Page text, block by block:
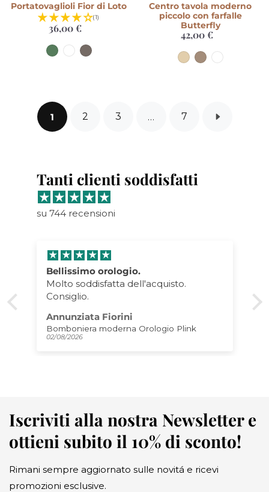
Portatovaglioli Fior di Loto
(1)
Prezzo
listino
36,00 €
Centro tavola moderno
piccolo con farfalle
Butterfly
Prezzo
listino
42,00 €
1 2 3 … 7
Tanti clienti soddisfatti
su 744 recensioni
Bellissimo orologio.
Molto soddisfatta dell'acquisto.
Consiglio.
Annunziata Fiorini
Bomboniera moderna Orologio Plink
02/08/2026
Iscriviti alla nostra Newsletter e
ottieni subito il 10% di sconto!
Rimani sempre aggiornato sulle novitá e ricevi
promozioni esclusive.